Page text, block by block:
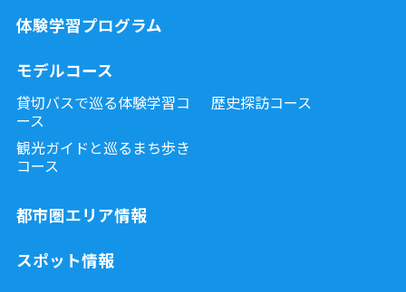
体験学習プログラム
モデルコース
貸切バスで巡る体験学習コ
ース
歴史探訪コース
観光ガイドと巡るまち歩き
コース
都市圏エリア情報
スポット情報